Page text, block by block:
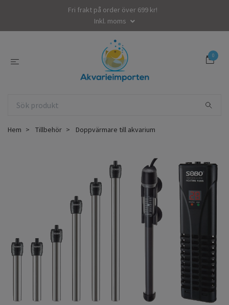
Fri frakt på order över 699 kr!
Inkl. moms
0
Hem Tillbehör Doppvärmare till akvarium